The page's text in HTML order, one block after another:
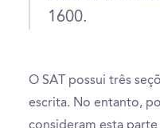
1600.
O SAT possui três
escrita. No entanto,
consideram esta